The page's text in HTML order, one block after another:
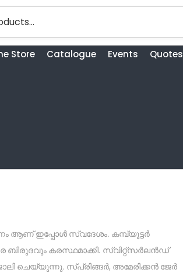
Store Catalogue Events Quotes
ആണ് ഇപ്പോൾ സ്വദേശം. കമ്പ്യൂട്ടർ
കരസ്ഥമാക്കി. സ്വിറ്റ്സർലൻഡ്
ചെയ്യുന്നു. സ്പ്രിങ്ങർ, അമേരിക്കൻ ജേർ